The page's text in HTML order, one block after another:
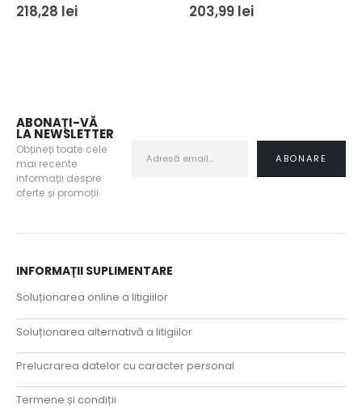
218,28 lei 203,99 lei
ABONAȚI-VĂ
LA NEWSLETTER
Obțineți toate cele
mai recente
informații despre
oferte și promoții.
INFORMAȚII SUPLIMENTARE
Soluționarea online a litigiilor
Soluționarea alternativă a litigiilor
Prelucrarea datelor cu caracter personal
Termene și condiții